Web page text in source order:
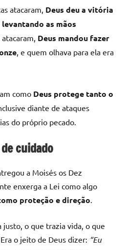
atacaram, Deus deu a vitória
as mãos
Deus mandou fazer
, e quem olhava para ela era
como Deus protege tanto o
diante de ataques
do próprio pecado.
cuidado
a Moisés os Dez
enxerga a Lei como algo
proteção e direção.
o que trazia vida, o que
o jeito de Deus dizer: “Eu